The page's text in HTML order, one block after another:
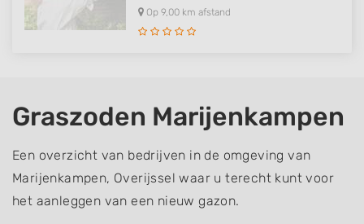
Op 9,00 km afstand
Graszoden Marijenkampen
Een overzicht van bedrijven in de omgeving van
Marijenkampen, Overijssel waar u terecht kunt voor
het aanleggen van een nieuw gazon.